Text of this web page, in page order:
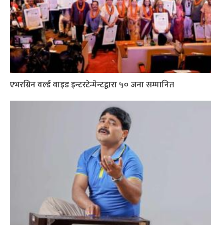
एभरग्रिन वर्ल्ड वाइड इन्टरटेन्मेन्टद्वारा ५० जना सम्मानित